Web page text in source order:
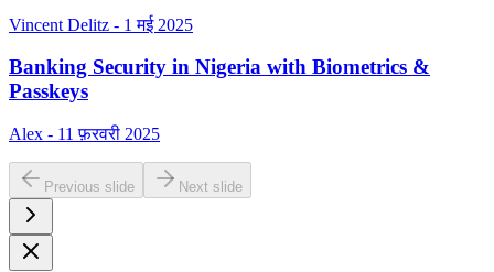
Vincent Delitz - 1 मई 2025
Banking Security in Nigeria with Biometrics &
Passkeys
Alex - 11 फ़रवरी 2025
Previous slide Next slide